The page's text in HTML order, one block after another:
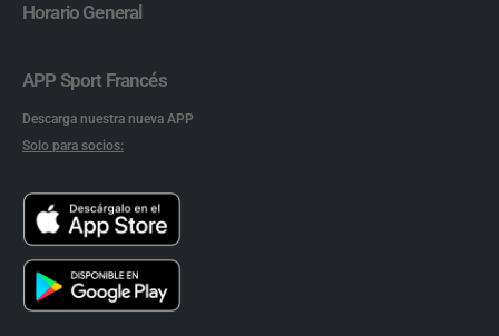
Horario General
APP Sport Francés
Descarga nuestra nueva APP
Solo para socios: